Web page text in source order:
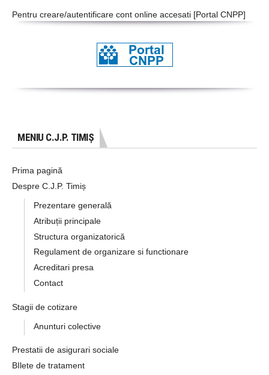
Pentru creare/autentificare cont online accesati [Portal CNPP]
MENIU C.J.P. TIMIȘ
Prima pagină
Despre C.J.P. Timiș
Prezentare generală
Atribuții principale
Structura organizatorică
Regulament de organizare si functionare
Acreditari presa
Contact
Stagii de cotizare
Anunturi colective
Prestatii de asigurari sociale
BIlete de tratament